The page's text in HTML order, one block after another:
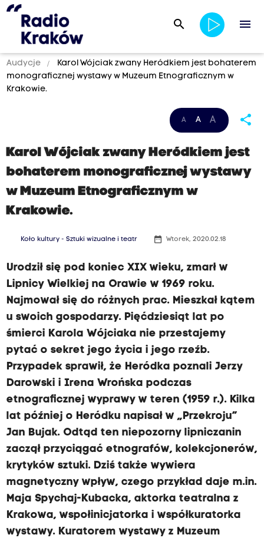
search menu
Audycje
Karol Wójciak zwany Heródkiem jest bohaterem
monograficznej wystawy w Muzeum Etnograficznym w
Krakowie.
A A A share
Karol Wójciak zwany Heródkiem jest
bohaterem monograficznej wystawy
w Muzeum Etnograficznym w
Krakowie.
Koło kultury - Sztuki wizualne i teatr date_range Wtorek, 2020.02.18
Urodził się pod koniec XIX wieku, zmarł w
Lipnicy Wielkiej na Orawie w 1969 roku.
Najmował się do różnych prac. Mieszkał kątem
u swoich gospodarzy. Pięćdziesiąt lat po
śmierci Karola Wójciaka nie przestajemy
pytać o sekret jego życia i jego rzeźb.
Przypadek sprawił, że Heródka poznali Jerzy
Darowski i Irena Wrońska podczas
etnograficznej wyprawy w teren (1959 r.). Kilka
lat później o Heródku napisał w „Przekroju”
Jan Bujak. Odtąd ten niepozorny lipniczanin
zaczął przyciągać etnografów, kolekcjonerów,
krytyków sztuki. Dziś także wywiera
magnetyczny wpływ, czego przykład daje m.in.
Maja Spychaj-Kubacka, aktorka teatralna z
Krakowa, wspołinicjatorka i współkuratorka
wystawy. Kuratorem wystawy z Muzeum